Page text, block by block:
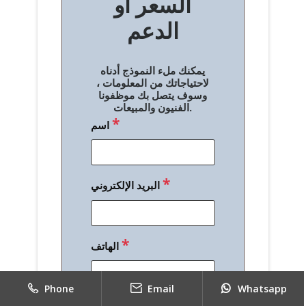
الدعم
يمكنك ملء النموذج أدناه
لاحتياجاتك من المعلومات ،
وسوف يتصل بك موظفونا
الفنيون والمبيعات.
اسم*
البريد الإلكتروني*
الهاتف*
Phone Email Whatsapp